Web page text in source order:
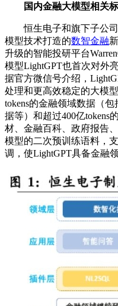
国内金融大模型相关
恒生电子和旗下子公
模型技术打造的数智金融
升级的智能投研平台
模型LightGPT也首次对外
据官方微信号介绍，
处理和更高效稳定的大模
tokens的金融领域数据（
据等）和超过400亿tokens
材、金融百科、政府报告
模型的二次预训练语料，
调，使LightGPT具备金融